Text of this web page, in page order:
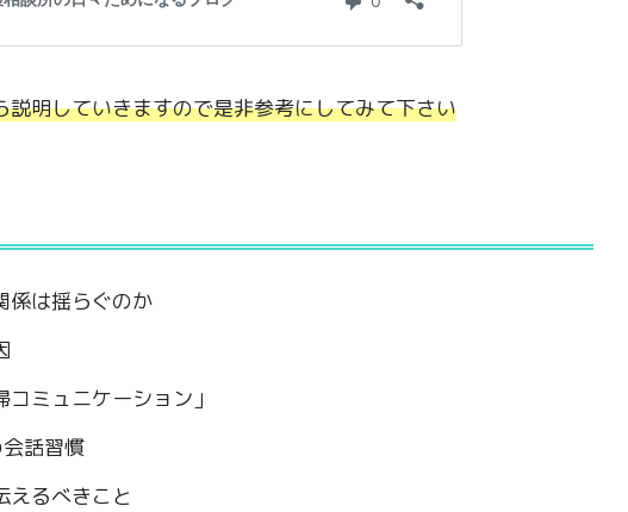
明していきますので是非参考にしてみて下さい
係は揺らぐのか
ミュニケーション」
話習慣
えるべきこと